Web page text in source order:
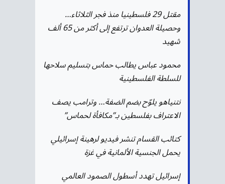
مقتل 29 فلسطينيا منذ فجر الثلاثاء…
وحصيلة العدوان ترتفع إلى أكثر من 65 ألف
شهيد
محمود عباس يطالب حماس بتسليم سلاحها
للسلطة الفلسطينية
نتنياهو يلوّح بضم الضفة… وترامب يصف
الاعتراف بفلسطين بـ”مكافأة لحماس”
كتائب القسام تنشر فيديو لرهينة إسرائيلي
يحمل الجنسية الألمانية في غزة
إسرائيل تهدد أسطول الصمود العالمي